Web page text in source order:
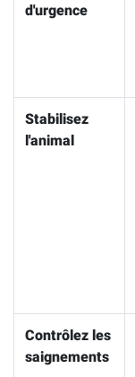
d'urgence
Stabilisez
l'animal
Contrôlez les
saignements